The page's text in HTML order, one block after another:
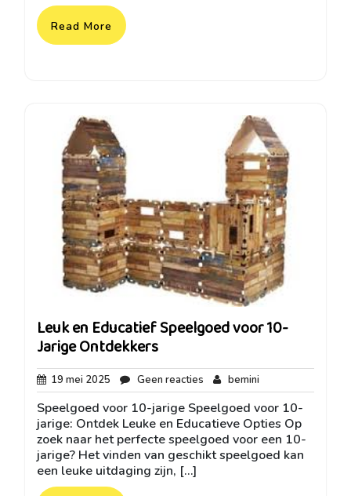
Read More
Leuk en Educatief Speelgoed voor 10-
Jarige Ontdekkers
19 mei 2025 19
mei
2025
Geen reacties Geen
reacties
bemini
Speelgoed voor 10-jarige Speelgoed voor 10-
jarige: Ontdek Leuke en Educatieve Opties Op
zoek naar het perfecte speelgoed voor een 10-
jarige? Het vinden van geschikt speelgoed kan
een leuke uitdaging zijn, […]